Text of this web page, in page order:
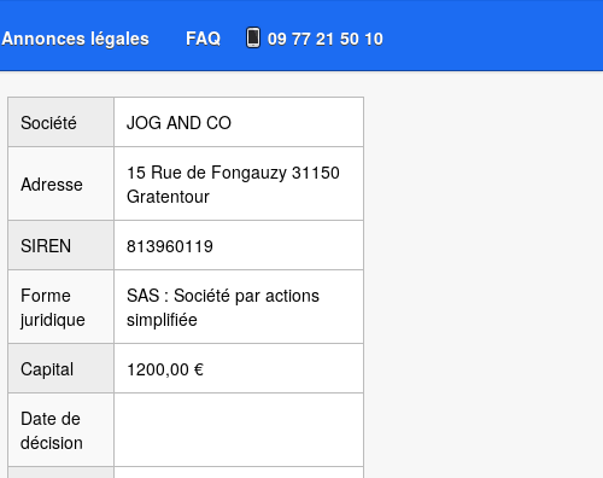
Annonces légales FAQ 09 77 21 50 10
Société JOG AND CO
Adresse
15 Rue de Fongauzy 31150
Gratentour
SIREN 813960119
Forme
juridique
SAS : Société par actions
simplifiée
Capital 1200,00 €
Date de
décision